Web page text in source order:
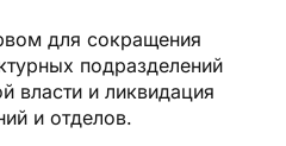
для сокращения
подразделений
власти и ликвидация
и отделов.